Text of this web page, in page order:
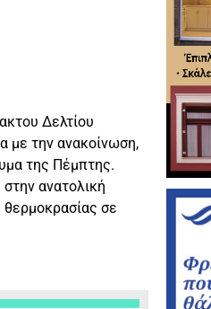
Δελτίου
με την ανακοίνωση,
της Πέμπτης.
ανατολική
σε